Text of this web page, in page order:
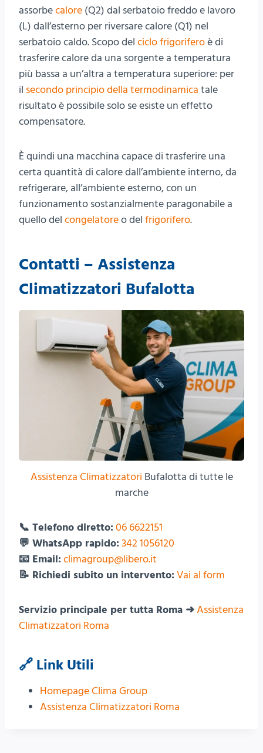
assorbecalore (Q2) dal serbatoio freddo e lavoro
(L) dall’esterno per riversare calore (Q1) nel
serbatoio caldo. Scopo del ciclo frigoriferoè di
trasferire calore da una sorgente a temperatura
più bassa a un’altra a temperatura superiore: per
il secondo principio della termodinamica tale
risultato è possibile solo se esiste un effetto
compensatore.
È quindi una macchina capace di trasferire una
certa quantità di calore dall’ambiente interno, da
refrigerare, all’ambiente esterno, con un
funzionamento sostanzialmente paragonabile a
quello del congelatoreo del frigorifero.
Contatti – Assistenza
Climatizzatori Bufalotta
Assistenza Climatizzatori Bufalotta di tutte le
marche
📞 Telefono diretto: 06 6622151
💬 WhatsApp rapido: 342 1056120
📧 Email: climagroup@libero.it
📝 Richiedi subito un intervento: Vai al form
Servizio principale per tutta Roma ➜Assistenza
Climatizzatori Roma
🔗 Link Utili
Homepage Clima Group
Assistenza Climatizzatori Roma